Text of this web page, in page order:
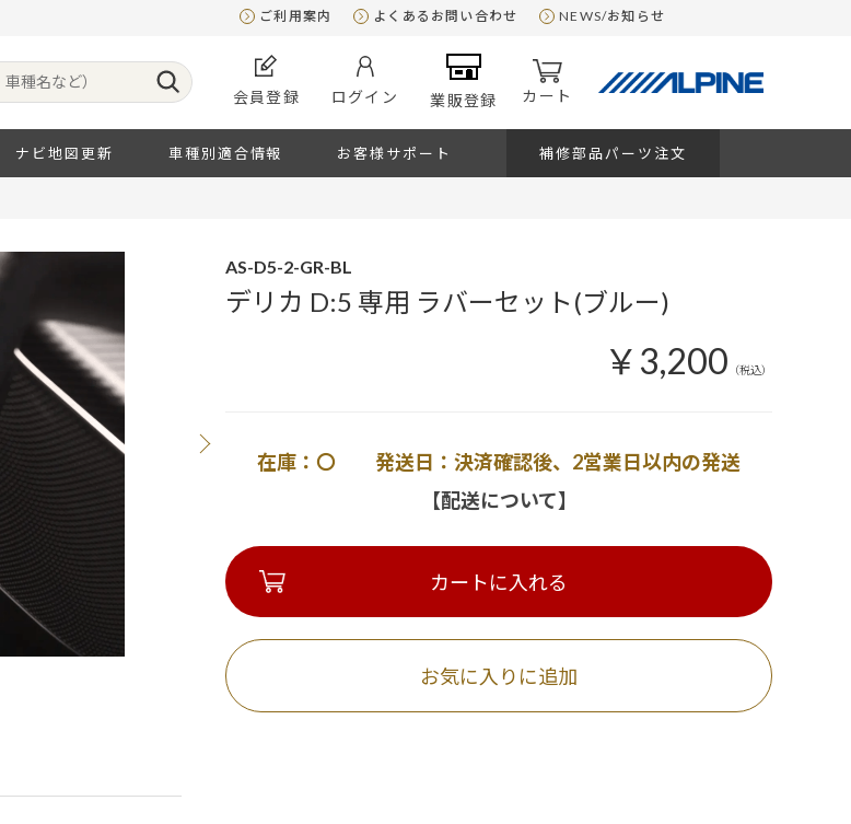
ご利用案内 よくあるお問い合わせ NEWS/お知らせ
会員登録 ログイン 業販登録 カート
ナビ地図更新 車種別適合情報 お客様サポート 補修部品パーツ注文
AS-D5-2-GR-BL
デリカ D:5 専用 ラバーセット(ブルー)
￥3,200 （税込）
在庫：〇 発送日：決済確認後、2営業日以内の発送
【配送について】
カートに入れる
お気に入りに追加